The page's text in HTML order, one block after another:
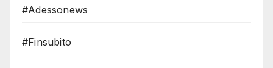
#Adessonews
#Finsubito